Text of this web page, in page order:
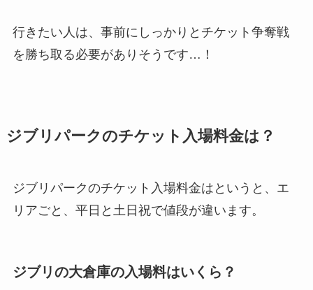
行きたい人は、事前にしっかりとチケット争奪戦
を勝ち取る必要がありそうです…！
ジブリパークのチケット入場料金は？
ジブリパークのチケット入場料金はというと、エ
リアごと、平日と土日祝で値段が違います。
ジブリの大倉庫の入場料はいくら？